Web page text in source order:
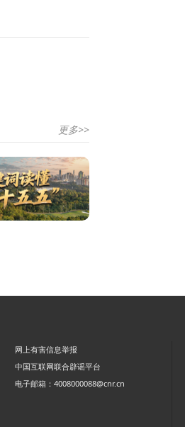
更多>>
网上有害信息举报
中国互联网联合辟谣平台
电子邮箱：4008000088@cnr.cn